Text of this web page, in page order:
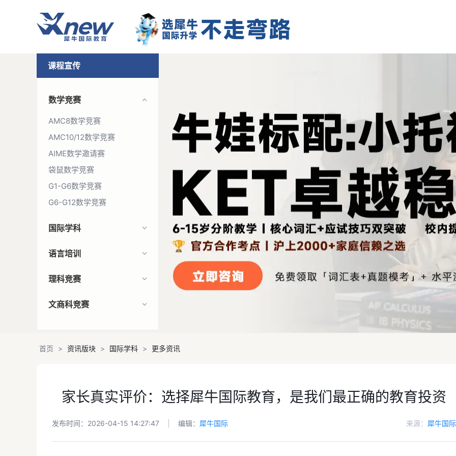
课程宣传
数学竞赛
AMC8数学竞赛
AMC10/12数学竞赛
AIME数学邀请赛
袋鼠数学竞赛
G1-G6数学竞赛
G6-G12数学竞赛
国际学科
语言培训
理科竞赛
文商科竞赛
首页 > 资讯版块 > 国际学科 > 更多资讯
家长真实评价：选择犀牛国际教育，是我们最正确的教育投资
发布时间：2026-04-15 14:27:47 编辑： 犀牛国际 来源： 犀牛国际